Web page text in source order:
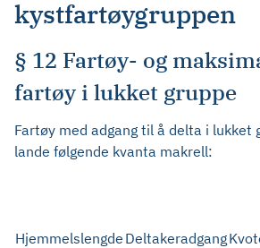
kystfartøygruppen
§ 12 Fartøy- og
fartøy i lukket gruppe
Fartøy med adgang til å delta i lukket
lande følgende kvanta makrell:
Hjemmelslengde Deltakeradgang